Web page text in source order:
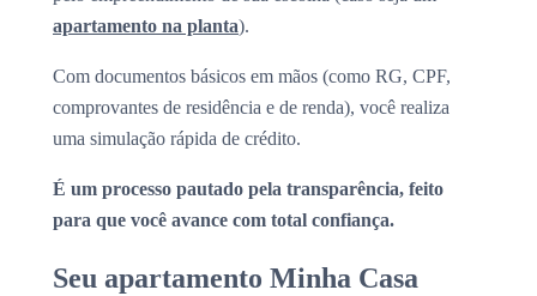
apartamento na planta).
Com documentos básicos em mãos (como RG, CPF,
comprovantes de residência e de renda), você realiza
uma simulação rápida de crédito.
É um processo pautado pela transparência, feito
para que você avance com total confiança.
Seu apartamento Minha Casa